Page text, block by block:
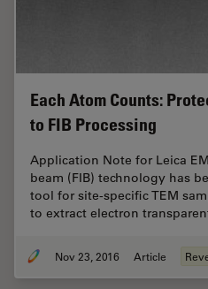
Each Atom Counts:
to FIB Processing
Application Note for Leica
beam (FIB) technology has
tool for site-specific TEM
to extract electron
Nov 23, 2016 Article